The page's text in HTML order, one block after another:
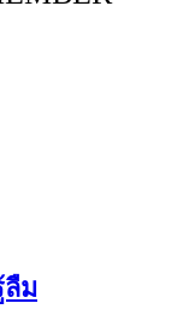
ลืม